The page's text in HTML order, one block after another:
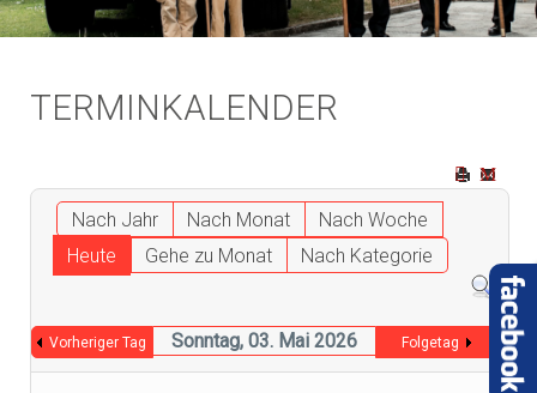
TERMINKALENDER
Nach Jahr Nach Monat
Nach Woche
Heute
Gehe zu Monat Nach Kategorie
Vorheriger Tag Sonntag, 03. Mai 2026 Folgetag